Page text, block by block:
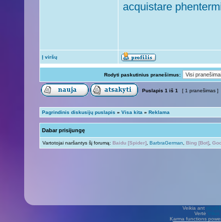
acquistare
Į viršų
Rodyti paskutinius pranešimus:
Puslapis 1 iš 1 [ 1 pranešimas ]
Pagrindinis diskusijų puslapis » Visa kita » Reklama
Dabar prisijungę
Vartotojai naršantys šį forumą: Baidu [Spider] BarbraGerman Bing [Bot]
Veikia ant
Vertė Vilius
Karma functions